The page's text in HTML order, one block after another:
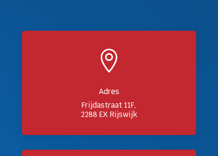

Adres
Frijdastraat 11F,
2288 EX Rijswijk